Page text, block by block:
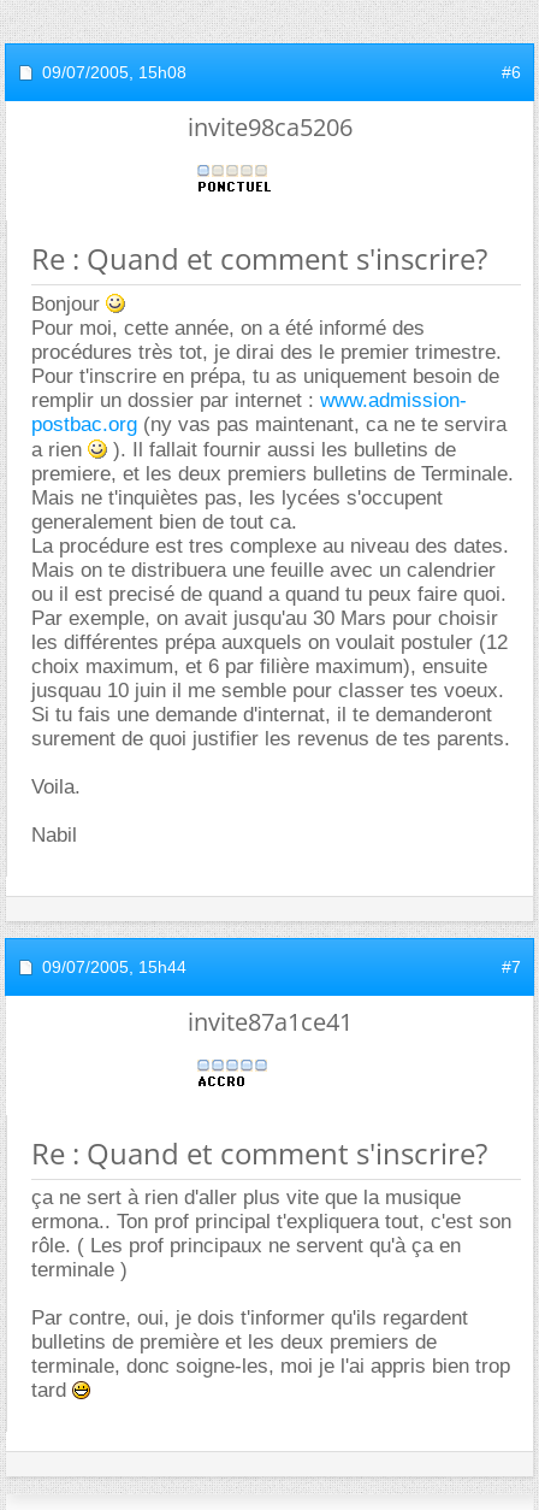
09/07/2005, 15h08 #6
invite98ca5206
Re : Quand et comment s'inscrire?
Bonjour
Pour moi, cette année, on a été informé des
procédures très tot, je dirai des le premier trimestre.
Pour t'inscrire en prépa, tu as uniquement besoin de
remplir un dossier par internet : www.admission-
postbac.org (ny vas pas maintenant, ca ne te servira
a rien
). Il fallait fournir aussi les bulletins de
premiere, et les deux premiers bulletins de Terminale.
Mais ne t'inquiètes pas, les lycées s'occupent
generalement bien de tout ca.
La procédure est tres complexe au niveau des dates.
Mais on te distribuera une feuille avec un calendrier
ou il est precisé de quand a quand tu peux faire quoi.
Par exemple, on avait jusqu'au 30 Mars pour choisir
les différentes prépa auxquels on voulait postuler (12
choix maximum, et 6 par filière maximum), ensuite
jusquau 10 juin il me semble pour classer tes voeux.
Si tu fais une demande d'internat, il te demanderont
surement de quoi justifier les revenus de tes parents.
Voila.
Nabil
09/07/2005, 15h44 #7
invite87a1ce41
Re : Quand et comment s'inscrire?
ça ne sert à rien d'aller plus vite que la musique
ermona.. Ton prof principal t'expliquera tout, c'est son
rôle. ( Les prof principaux ne servent qu'à ça en
terminale )
Par contre, oui, je dois t'informer qu'ils regardent
bulletins de première et les deux premiers de
terminale, donc soigne-les, moi je l'ai appris bien trop
tard